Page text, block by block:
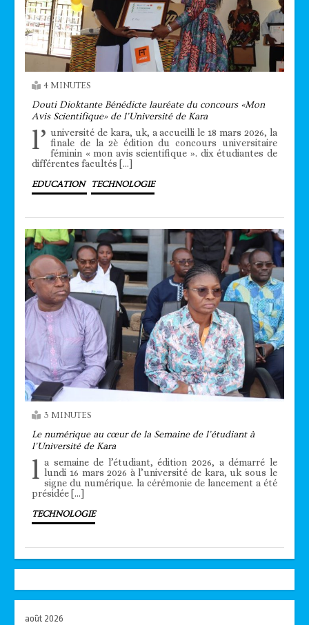
4 MINUTES
Douti Dioktante Bénédicte lauréate du concours «Mon
Avis Scientifique» de l’Université de Kara
l’ université de kara, uk, a accueilli le 18 mars 2026, la
finale de la 2è édition du concours universitaire
féminin « mon avis scientifique ». dix étudiantes de
différentes facultés […]
EDUCATION TECHNOLOGIE
3 MINUTES
Le numérique au cœur de la Semaine de l’étudiant à
l’Université de Kara
l a semaine de l’étudiant, édition 2026, a démarré le
lundi 16 mars 2026 à l’université de kara, uk sous le
signe du numérique. la cérémonie de lancement a été
présidée […]
TECHNOLOGIE
août 2026